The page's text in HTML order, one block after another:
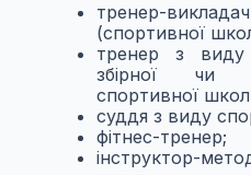
тренер-
(спортивної
тренер з виду
збірної чи
спортивної
суддя з виду
фітнес-тренер;
інструктор-